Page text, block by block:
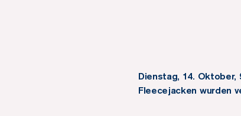
Dienstag, 14. Oktober,
Fleecejacken wurden